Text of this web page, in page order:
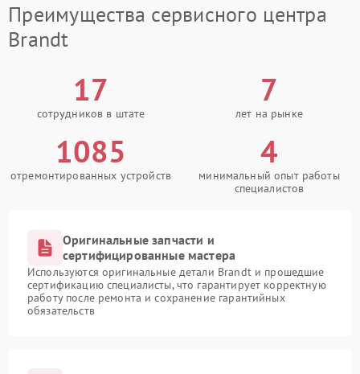
Преимущества сервисного центра
Brandt
17
сотрудников в штате
7
лет на рынке
1085
отремонтированных устройств
4
минимальный опыт работы
специалистов
Оригинальные запчасти и
сертифицированные мастера
Используются оригинальные детали Brandt и прошедшие
сертификацию специалисты, что гарантирует корректную
работу после ремонта и сохранение гарантийных
обязательств